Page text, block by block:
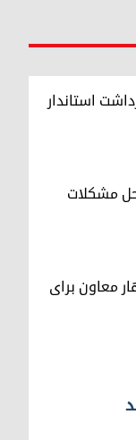
استاندار
تنها راه حل مشکلات
معاون برای